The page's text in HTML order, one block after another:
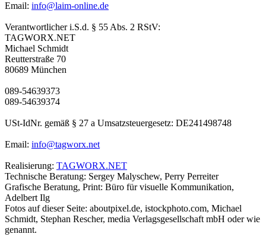
Email: info@laim-online.de
Verantwortlicher i.S.d. § 55 Abs. 2 RStV:
TAGWORX.NET
Michael Schmidt
Reutterstraße 70
80689 München
089-54639373
089-54639374
USt-IdNr. gemäß § 27 a Umsatzsteuergesetz: DE241498748
Email: info@tagworx.net
Realisierung: TAGWORX.NET
Technische Beratung: Sergey Malyschew, Perry Perreiter
Grafische Beratung, Print: Büro für visuelle Kommunikation,
Adelbert Ilg
Fotos auf dieser Seite: aboutpixel.de, istockphoto.com, Michael
Schmidt, Stephan Rescher, media Verlagsgesellschaft mbH oder wie
genannt.